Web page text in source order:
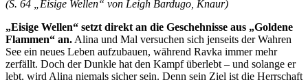
(S. 64 „Eisige Wellen“ von Leigh Bardugo, Knaur)
„Eisige Wellen“ setzt direkt an die Geschehnisse aus „Goldene
Flammen“ an.Alina und Mal versuchen sich jenseits der Wahren
See ein neues Leben aufzubauen, während Ravka immer mehr
zerfällt. Doch der Dunkle hat den Kampf überlebt – und solange er
lebt, wird Alina niemals sicher sein. Denn sein Ziel ist die Herrschaft